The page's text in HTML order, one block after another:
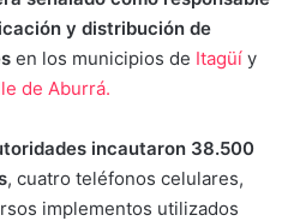
y distribución de
en los municipios de Itagüí y
de Aburrá.
incautaron 38.500
, cuatro teléfonos celulares,
implementos utilizados